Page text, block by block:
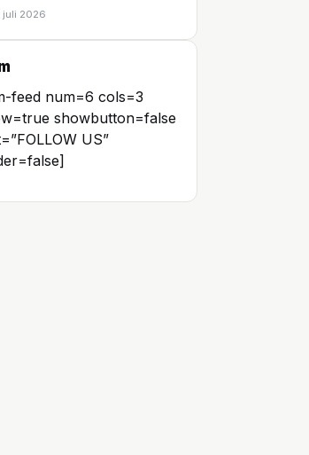
juli 2026
feed num=6 cols=3
showbutton=false
US”